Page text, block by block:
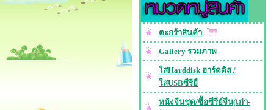
ตะกร้าสินค้า
Gallery รวมภาพ
ใส่Harddisk ฮาร์ดดิส /
ใส่USBซีรียื
หนังจีนชุด/ซื้อซีรีย์จีน(เก่า-